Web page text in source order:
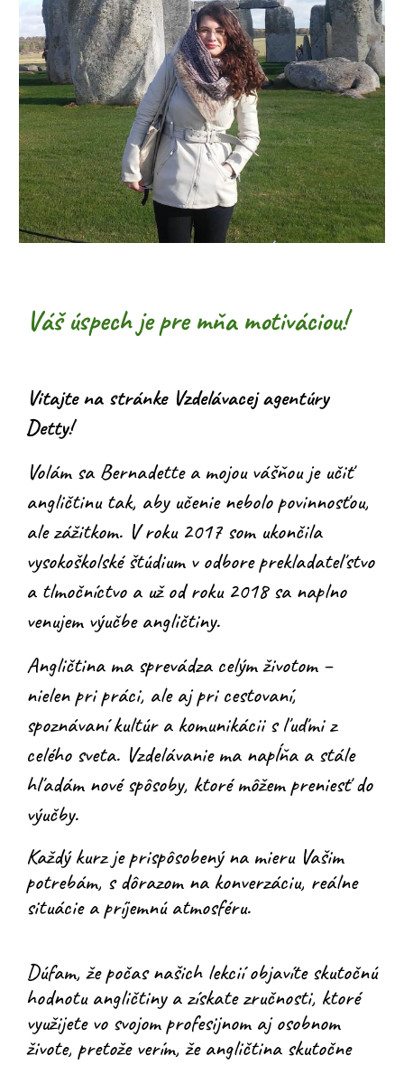
Váš úspech je pre mňa motiváciou!
Vitajte na stránke Vzdelávacej agentúry
Detty!
Volám sa Bernadette a mojou vášňou je učiť
angličtinu tak, aby učenie nebolo povinnosťou,
ale zážitkom. V roku 2017 som ukončila
vysokoškolské štúdium v odboreprekladateľstvo
a tlmočníctvoa už od roku 2018 sa naplno
venujem výučbe angličtiny.
Angličtina ma sprevádza celým životom –
nielen pri práci, ale aj pri cestovaní,
spoznávaní kultúr a komunikácii s ľuďmi z
celého sveta. Vzdelávanie ma napĺňa a stále
hľadám nové spôsoby, ktoré môžem preniesť do
výučby.
Každý kurz je prispôsobený na mieru Vašim
potrebám, s dôrazom na konverzáciu, reálne
situácie a príjemnú atmosféru.
Dúfam, že počas našich lekcií objavíte skutočnú
hodnotu angličtiny a získate zručnosti, ktoré
využijete vo svojom profesijnom aj osobnom
živote, pretože verím, že angličtina skutočne